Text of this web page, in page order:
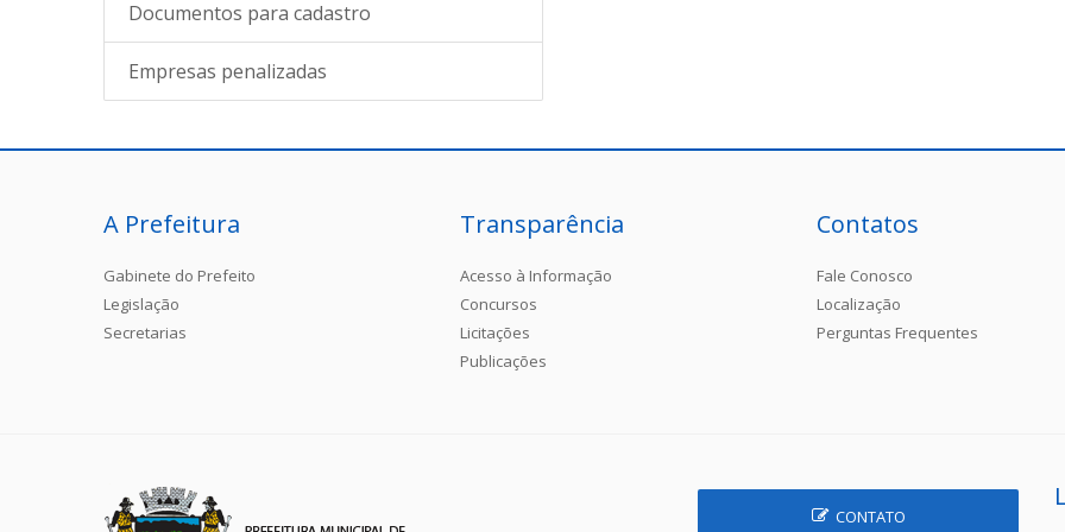
Documentos para cadastro
Empresas penalizadas
A Prefeitura
Gabinete do Prefeito
Legislação
Secretarias
Transparência
Acesso à Informação
Concursos
Licitações
Publicações
Contatos
Fale Conosco
Localização
Perguntas Frequentes
CONTATO